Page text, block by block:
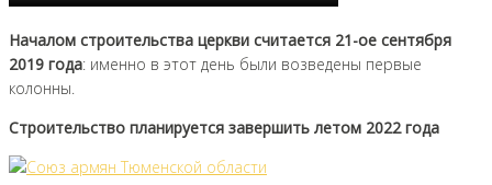
Началом строительства церкви считается 21-ое сентября
2019 года: именно в этот день были возведены первые
колонны.
Строительство планируется завершить летом 2022 года